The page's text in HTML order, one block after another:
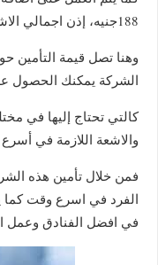
188جنيه، إذن اجمالي الاشتراك يكون قدره حوالي 5664جنيه.
وهنا تصل قيمة التأمين
الشركة يمكنك الحصول
كالتي تحتاج إليها في
والاشعة اللازمة في
فمن خلال تأمين هذه
الفرد في اسرع وقت كما
في افضل الفنادق وعمل